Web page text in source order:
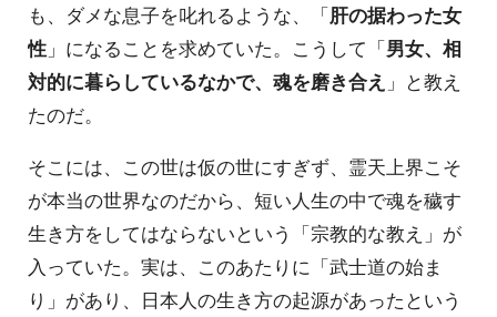
も、ダメな息子を叱れるような、「肝の据わった女
性 」になることを求めていた。こうして「男女、相
対的に暮らしているなかで、魂を磨き合え 」と教え
たのだ。
そこには、この世は仮の世にすぎず、霊天上界こそ
が本当の世界なのだから、短い人生の中で魂を穢す
生き方をしてはならないという「宗教的な教え」が
入っていた。実は、このあたりに「武士道の始ま
り」があり、日本人の生き方の起源があったという